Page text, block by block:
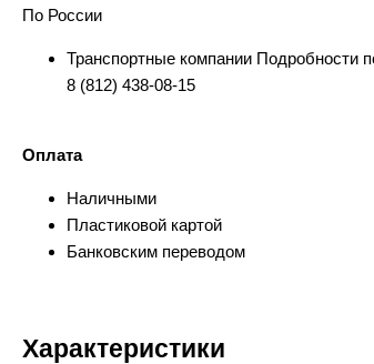
По России
Транспортные компании Подробности
8 (812) 438-08-15
Оплата
Наличными
Пластиковой картой
Банковским переводом
Характеристики